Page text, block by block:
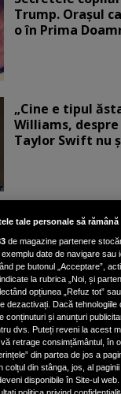
Trump. Orașul
o în Prima
„Cine e tipul
Williams,
Taylor Swift nu
Bruce
Iron Maiden,
de scrimer la un
Nicki Minaj,
de fostul
din proces
Nicki Minaj le-a
tale personale să
de magazine partenere
date de navigare sau
pe butonul „Acceptare”,
la rubrica „Noi, și
opțiunea „Refuz tot”
dezactivați. Dacă tehnologiile
conținuturi și anunțuri
dvs. Puteți reveni la acest
retrage consimțământul, în
din partea de jos a
colțul din stânga, jos, al
disponibile în Site-ul web.